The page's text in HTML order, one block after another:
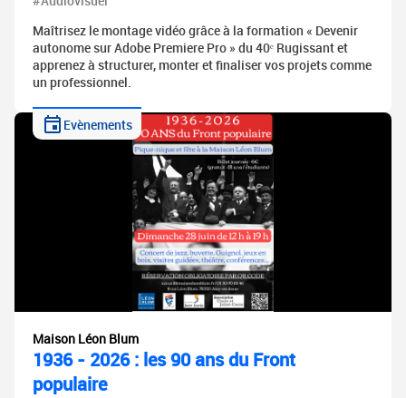
Maîtrisez le montage vidéo grâce à la formation « Devenir
autonome sur Adobe Premiere Pro » du 40ᵉ Rugissant et
apprenez à structurer, monter et finaliser vos projets comme
un professionnel.
Evènements
Maison Léon Blum
1936 - 2026 : les 90 ans du Front
populaire